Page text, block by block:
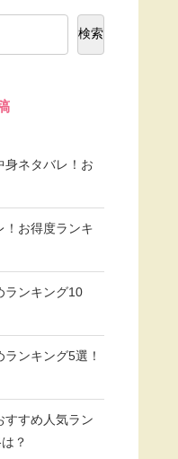
検索
身ネタバレ！お
！お得度ランキ
ランキング10
ンキング5選！
すすめ人気ラン
？